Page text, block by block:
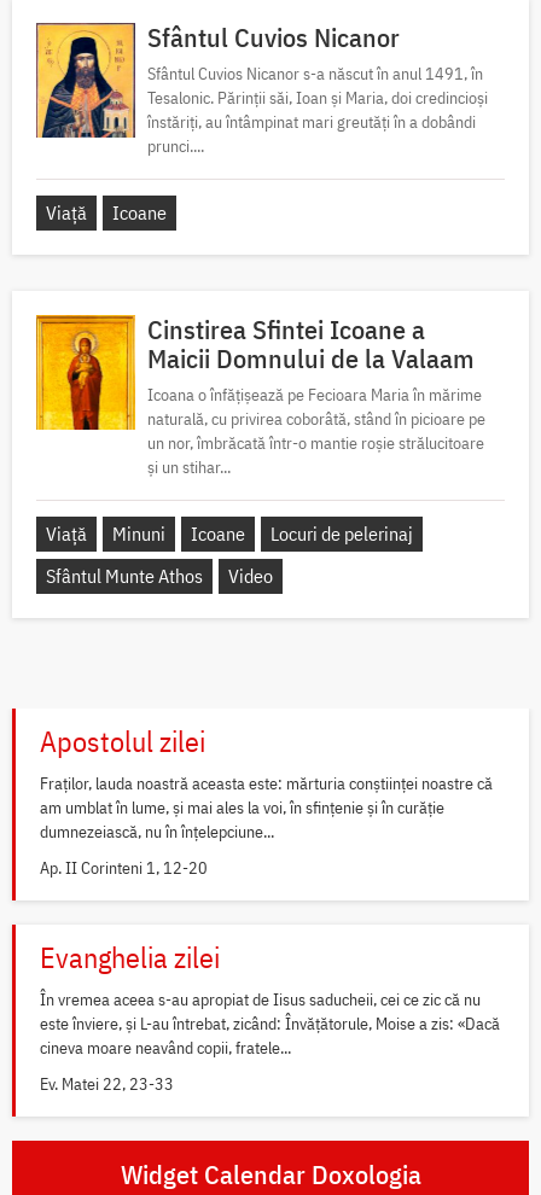
Sfântul Cuvios Nicanor
Sfântul Cuvios Nicanor s-a născut în anul 1491, în
Tesalonic. Părinții săi, Ioan și Maria, doi credincioși
înstăriți, au întâmpinat mari greutăți în a dobândi
prunci....
Viață Icoane
Cinstirea Sfintei Icoane a
Maicii Domnului de la Valaam
Icoana o înfățișează pe Fecioara Maria în mărime
naturală, cu privirea coborâtă, stând în picioare pe
un nor, îmbrăcată într-o mantie roșie strălucitoare
și un stihar...
Viață Minuni Icoane
Locuri de pelerinaj
Sfântul Munte Athos
Video
Apostolul zilei
Fraților, lauda noastră aceasta este: mărturia conștiinței noastre că
am umblat în lume, și mai ales la voi, în sfințenie și în curăție
dumnezeiască, nu în înțelepciune...
Ap. II Corinteni 1, 12-20
Evanghelia zilei
În vremea aceea s-au apropiat de Iisus saducheii, cei ce zic că nu
este înviere, și L-au întrebat, zicând: Învățătorule, Moise a zis: «Dacă
cineva moare neavând copii, fratele...
Ev. Matei 22, 23-33
Widget Calendar Doxologia